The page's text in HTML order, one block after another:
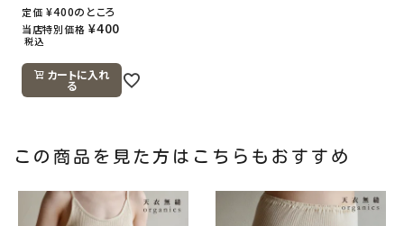
定価 ¥400のところ
当店特別価格 ¥400
税込
カートに入れ
る
この商品を見た方はこちらもおすすめ